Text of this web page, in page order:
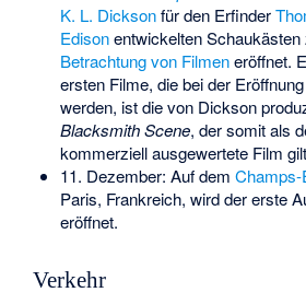
K. L. Dicksonfür den Erfinder
Edisonentwickelten Schaukästen
Betrachtung von Filmeneröffnet.
ersten Filme, die bei der
werden, ist die von Dickson
Blacksmith Scene, der somit als
kommerziell ausgewertete Film
11. Dezember: Auf dem
Paris, Frankreich, wird der erste
eröffnet.
Verkehr